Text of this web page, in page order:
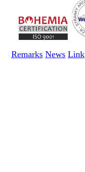
Remarks News Link